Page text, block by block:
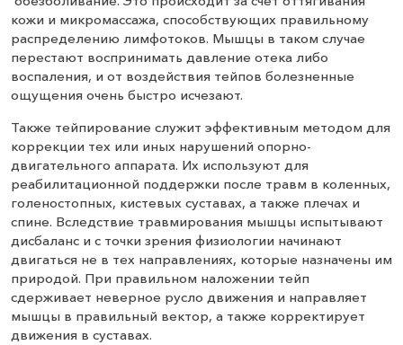
кожи и микромассажа, способствующих правильному
распределению лимфотоков. Мышцы в таком случае
перестают воспринимать давление отека либо
воспаления, и от воздействия тейпов болезненные
ощущения очень быстро исчезают.
Также тейпирование служит эффективным методом для
коррекции тех или иных нарушений опорно-
двигательного аппарата. Их используют для
реабилитационной поддержки после травм в коленных,
голеностопных, кистевых суставах, а также плечах и
спине. Вследствие травмирования мышцы испытывают
дисбаланс и с точки зрения физиологии начинают
двигаться не в тех направлениях, которые назначены им
природой. При правильном наложении тейп
сдерживает неверное русло движения и направляет
мышцы в правильный вектор, а также корректирует
движения в суставах.